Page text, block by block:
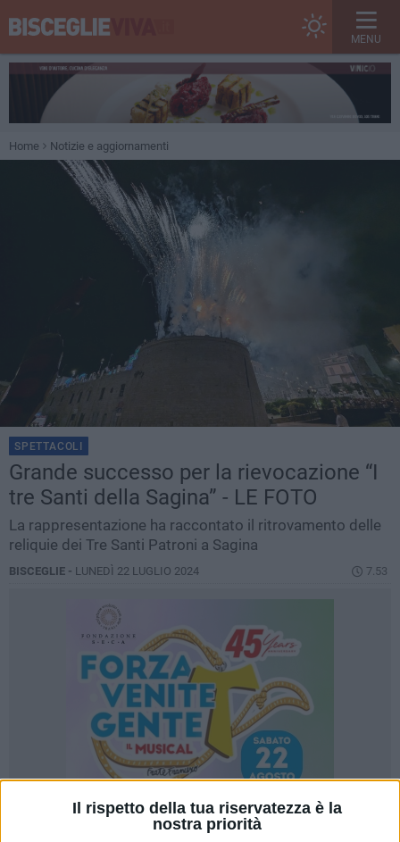
Il rispetto della tua riservatezza è la
nostra priorità
MENU
Home Notizie e aggiornamenti
SPETTACOLI
Grande successo per la rievocazione “I
tre Santi della Sagina” - LE FOTO
La rappresentazione ha raccontato il ritrovamento delle
reliquie dei Tre Santi Patroni a Sagina
BISCEGLIE - LUNEDÌ 22 LUGLIO 2024 7.53